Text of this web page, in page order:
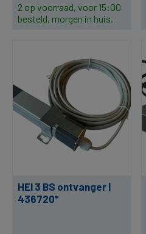
2 op voorraad, voor 15:00
besteld, morgen in huis.
HEI 3 BS ontvanger |
436720*